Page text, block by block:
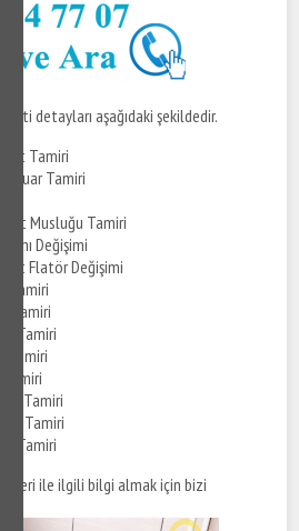
detayları aşağıdaki şekildedir.
Tamiri
Tamiri
Musluğu Tamiri
Değişimi
Flatör Değişimi
Tamiri
Tamiri
Tamiri
Tamiri
Tamiri
Tamiri
Tamiri
Tamiri
ile ilgili bilgi almak için bizi